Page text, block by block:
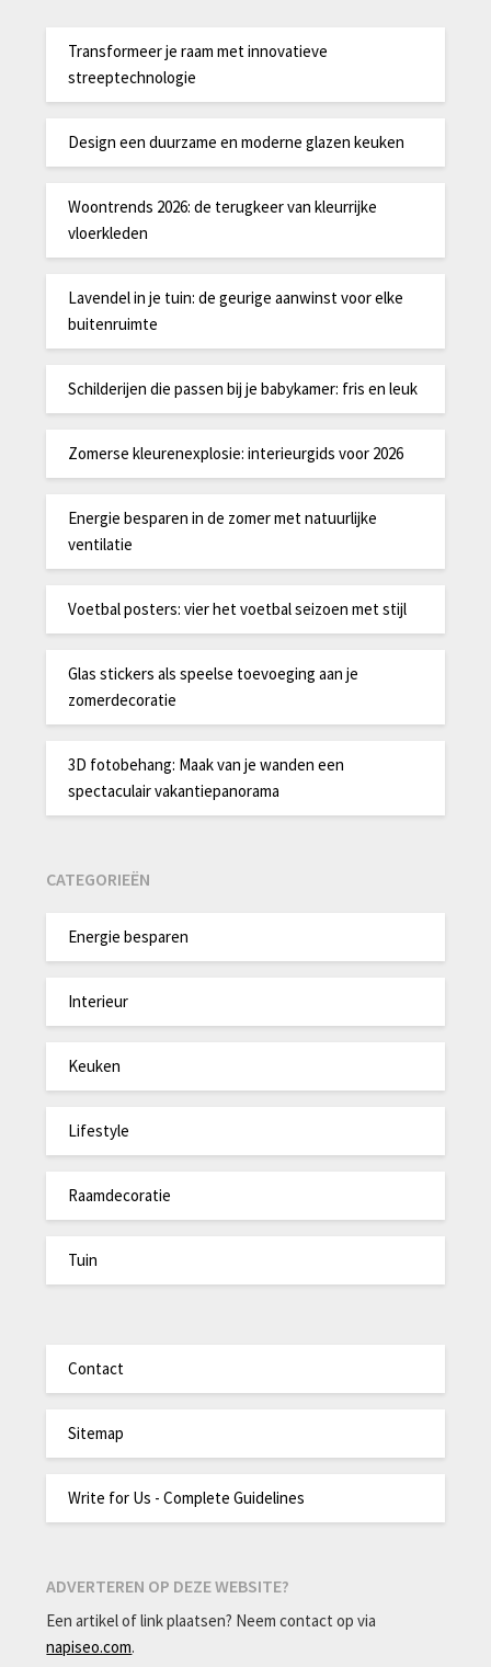
Transformeer je raam met innovatieve
streeptechnologie
Design een duurzame en moderne glazen keuken
Woontrends 2026: de terugkeer van kleurrijke
vloerkleden
Lavendel in je tuin: de geurige aanwinst voor elke
buitenruimte
Schilderijen die passen bij je babykamer: fris en leuk
Zomerse kleurenexplosie: interieurgids voor 2026
Energie besparen in de zomer met natuurlijke
ventilatie
Voetbal posters: vier het voetbal seizoen met stijl
Glas stickers als speelse toevoeging aan je
zomerdecoratie
3D fotobehang: Maak van je wanden een
spectaculair vakantiepanorama
CATEGORIEËN
Energie besparen
Interieur
Keuken
Lifestyle
Raamdecoratie
Tuin
Contact
Sitemap
Write for Us - Complete Guidelines
ADVERTEREN OP DEZE WEBSITE?
Een artikel of link plaatsen? Neem contact op via
napiseo.com.